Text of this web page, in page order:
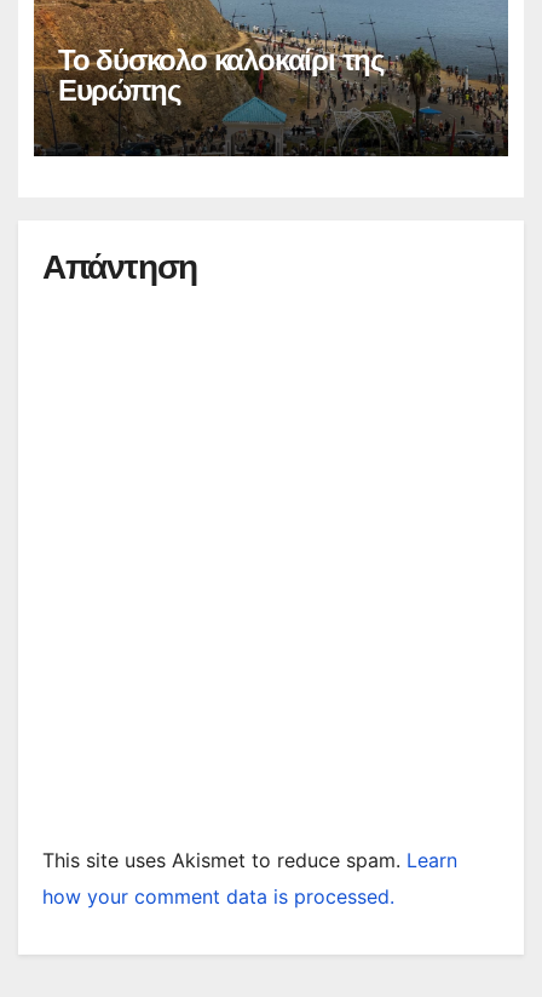
Το δύσκολο καλοκαίρι της
Ευρώπης
Απάντηση
This site uses Akismet to reduce spam. Learn
how your comment data is processed.